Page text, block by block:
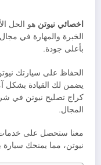
اخصائي نيوتن هو الحل
الخبرة والمهارة في
بأعلى جودة.
الحفاظ على سيارتك
يضمن لك القيادة بشكل
كراج تصليح نيوتن في
المجال.
معنا ستحصل على خدمات
نيوتن، مما يمنحك سيارة